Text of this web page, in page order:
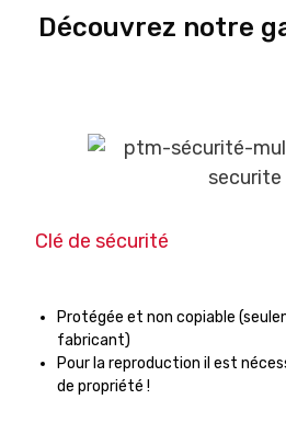
Découvrez notre
Clé de sécurité
Protégée et non copiable
fabricant)
Pour la reproduction il est
de propriété !